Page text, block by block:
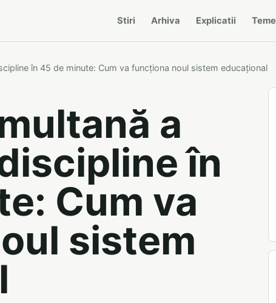
Stiri Arhiva Explicatii Teme
în 45 de minute: Cum va funcționa noul sistem educațional
a
în
Cum va
sistem